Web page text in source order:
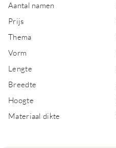
Aantal namen
Prijs
Thema
Vorm
Lengte
Breedte
Hoogte
Materiaal dikte